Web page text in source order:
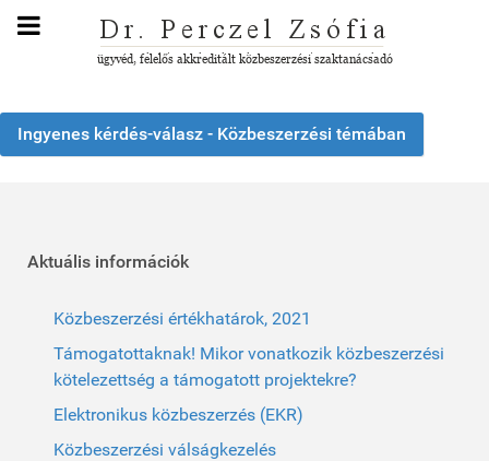
Ingyenes kérdés-válasz - Közbeszerzési témában
Aktuális információk
Közbeszerzési értékhatárok, 2021
Támogatottaknak! Mikor vonatkozik közbeszerzési
kötelezettség a támogatott projektekre?
Elektronikus közbeszerzés (EKR)
Közbeszerzési válságkezelés